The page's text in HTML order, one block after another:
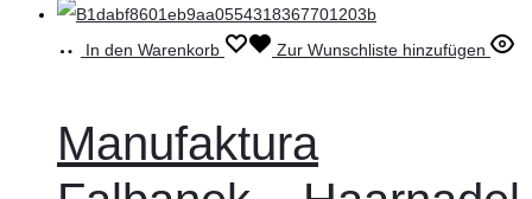
In den Warenkorb Zur Wunschliste hinzufügen
Manufaktura